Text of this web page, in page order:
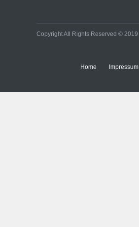
Copyright All Rights Reserved © 2019
Home Impressum